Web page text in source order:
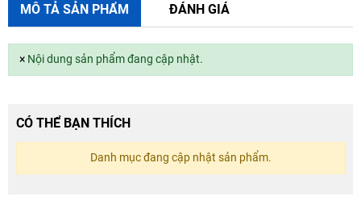
MÔ TẢ SẢN PHẨM ĐÁNH GIÁ
×Nội dung sản phẩm đang cập nhật.
CÓ THỂ BẠN THÍCH
Danh mục đang cập nhật sản phẩm.